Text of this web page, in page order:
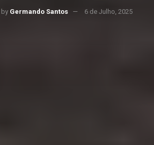
by Germando Santos 6 de Julho, 2025